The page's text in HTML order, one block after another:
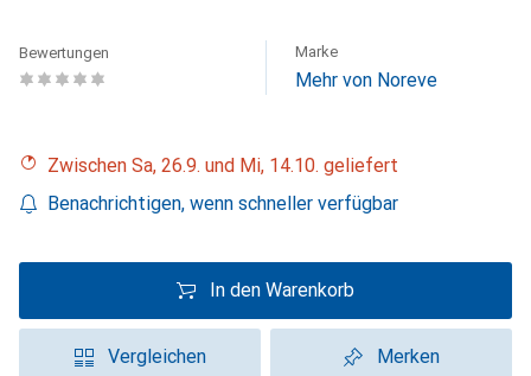
Bewertungen Marke
Mehr von Noreve
Zwischen Sa, 26.9. und Mi, 14.10. geliefert
Benachrichtigen, wenn schneller verfügbar
In den Warenkorb
Vergleichen Merken